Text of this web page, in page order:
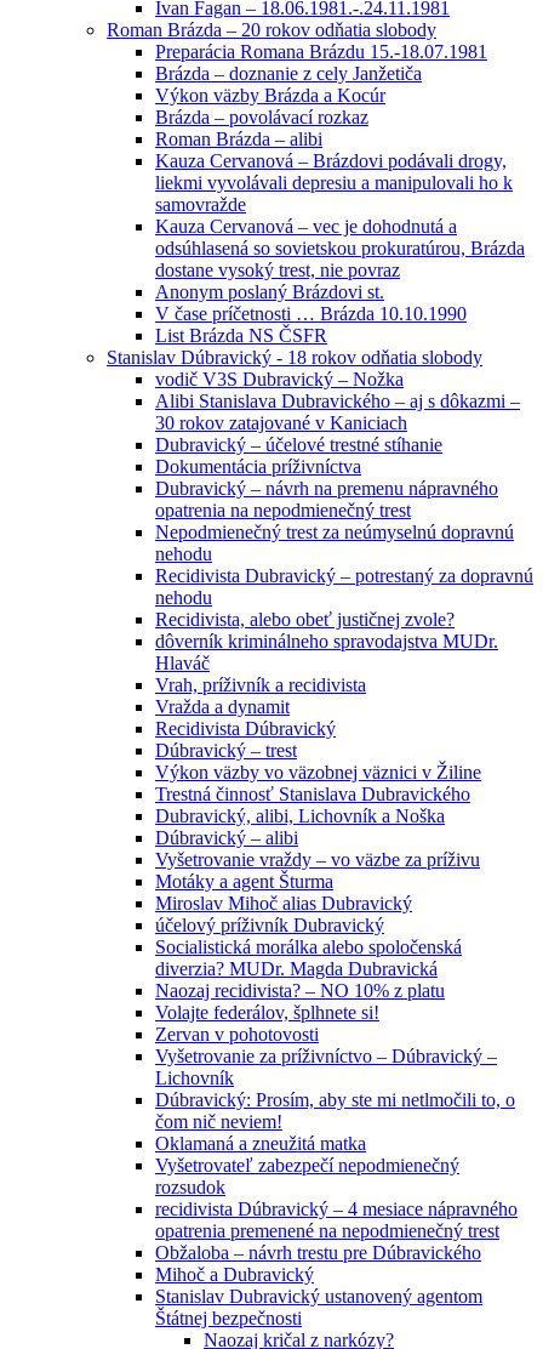
Ivan Fagan – 18.06.1981.-.24.11.1981
Roman Brázda – 20 rokov odňatia slobody
Preparácia Romana Brázdu 15.-18.07.1981
Brázda – doznanie z cely Janžetiča
Výkon väzby Brázda a Kocúr
Brázda – povolávací rozkaz
Roman Brázda – alibi
Kauza Cervanová – Brázdovi podávali drogy,
liekmi vyvolávali depresiu a manipulovali ho k
samovražde
Kauza Cervanová – vec je dohodnutá a
odsúhlasená so sovietskou prokuratúrou, Brázda
dostane vysoký trest, nie povraz
Anonym poslaný Brázdovi st.
V čase príčetnosti … Brázda 10.10.1990
List Brázda NS ČSFR
Stanislav Dúbravický - 18 rokov odňatia slobody
vodič V3S Dubravický – Nožka
Alibi Stanislava Dubravického – aj s dôkazmi –
30 rokov zatajované v Kaniciach
Dubravický – účelové trestné stíhanie
Dokumentácia príživníctva
Dubravický – návrh na premenu nápravného
opatrenia na nepodmienečný trest
Nepodmienečný trest za neúmyselnú dopravnú
nehodu
Recidivista Dubravický – potrestaný za dopravnú
nehodu
Recidivista, alebo obeť justičnej zvole?
dôverník kriminálneho spravodajstva MUDr.
Hlaváč
Vrah, príživník a recidivista
Vražda a dynamit
Recidivista Dúbravický
Dúbravický – trest
Výkon väzby vo väzobnej väznici v Žiline
Trestná činnosť Stanislava Dubravického
Dubravický, alibi, Lichovník a Noška
Dúbravický – alibi
Vyšetrovanie vraždy – vo väzbe za príživu
Motáky a agent Šturma
Miroslav Mihoč alias Dubravický
účelový príživník Dubravický
Socialistická morálka alebo spoločenská
diverzia? MUDr. Magda Dubravická
Naozaj recidivista? – NO 10% z platu
Volajte federálov, šplhnete si!
Zervan v pohotovosti
Vyšetrovanie za príživníctvo – Dúbravický –
Lichovník
Dúbravický: Prosím, aby ste mi netlmočili to, o
čom nič neviem!
Oklamaná a zneužitá matka
Vyšetrovateľ zabezpečí nepodmienečný
rozsudok
recidivista Dúbravický – 4 mesiace nápravného
opatrenia premenené na nepodmienečný trest
Obžaloba – návrh trestu pre Dúbravického
Mihoč a Dubravický
Stanislav Dubravický ustanovený agentom
Štátnej bezpečnosti
Naozaj kričal z narkózy?